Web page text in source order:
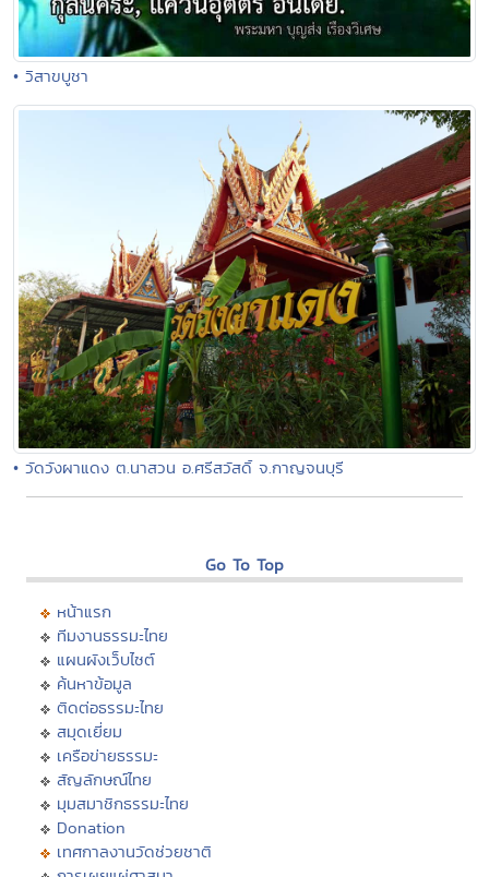
• วิสาขบูชา
• วัดวังผาแดง ต.นาสวน อ.ศรีสวัสดิ์ จ.กาญจนบุรี
Go To Top
หน้าแรก
ทีมงานธรรมะไทย
แผนผังเว็บไซต์
ค้นหาข้อมูล
ติดต่อธรรมะไทย
สมุดเยี่ยม
เครือข่ายธรรมะ
สัญลักษณ์ไทย
มุมสมาชิกธรรมะไทย
Donation
เทศกาลงานวัดช่วยชาติ